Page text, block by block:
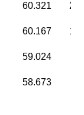
60.321
60.167
59.024
58.673